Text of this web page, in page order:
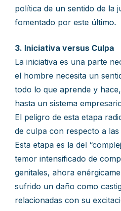
política de un sentido de la
fomentado por este último.
3. Iniciativa versus Culpa
La iniciativa es una parte
el hombre necesita un
todo lo que aprende y
hasta un sistema
El peligro de esta etapa
de culpa con respecto a las
Esta etapa es la del
temor intensificado de
genitales, ahora
sufrido un daño como
relacionadas con su